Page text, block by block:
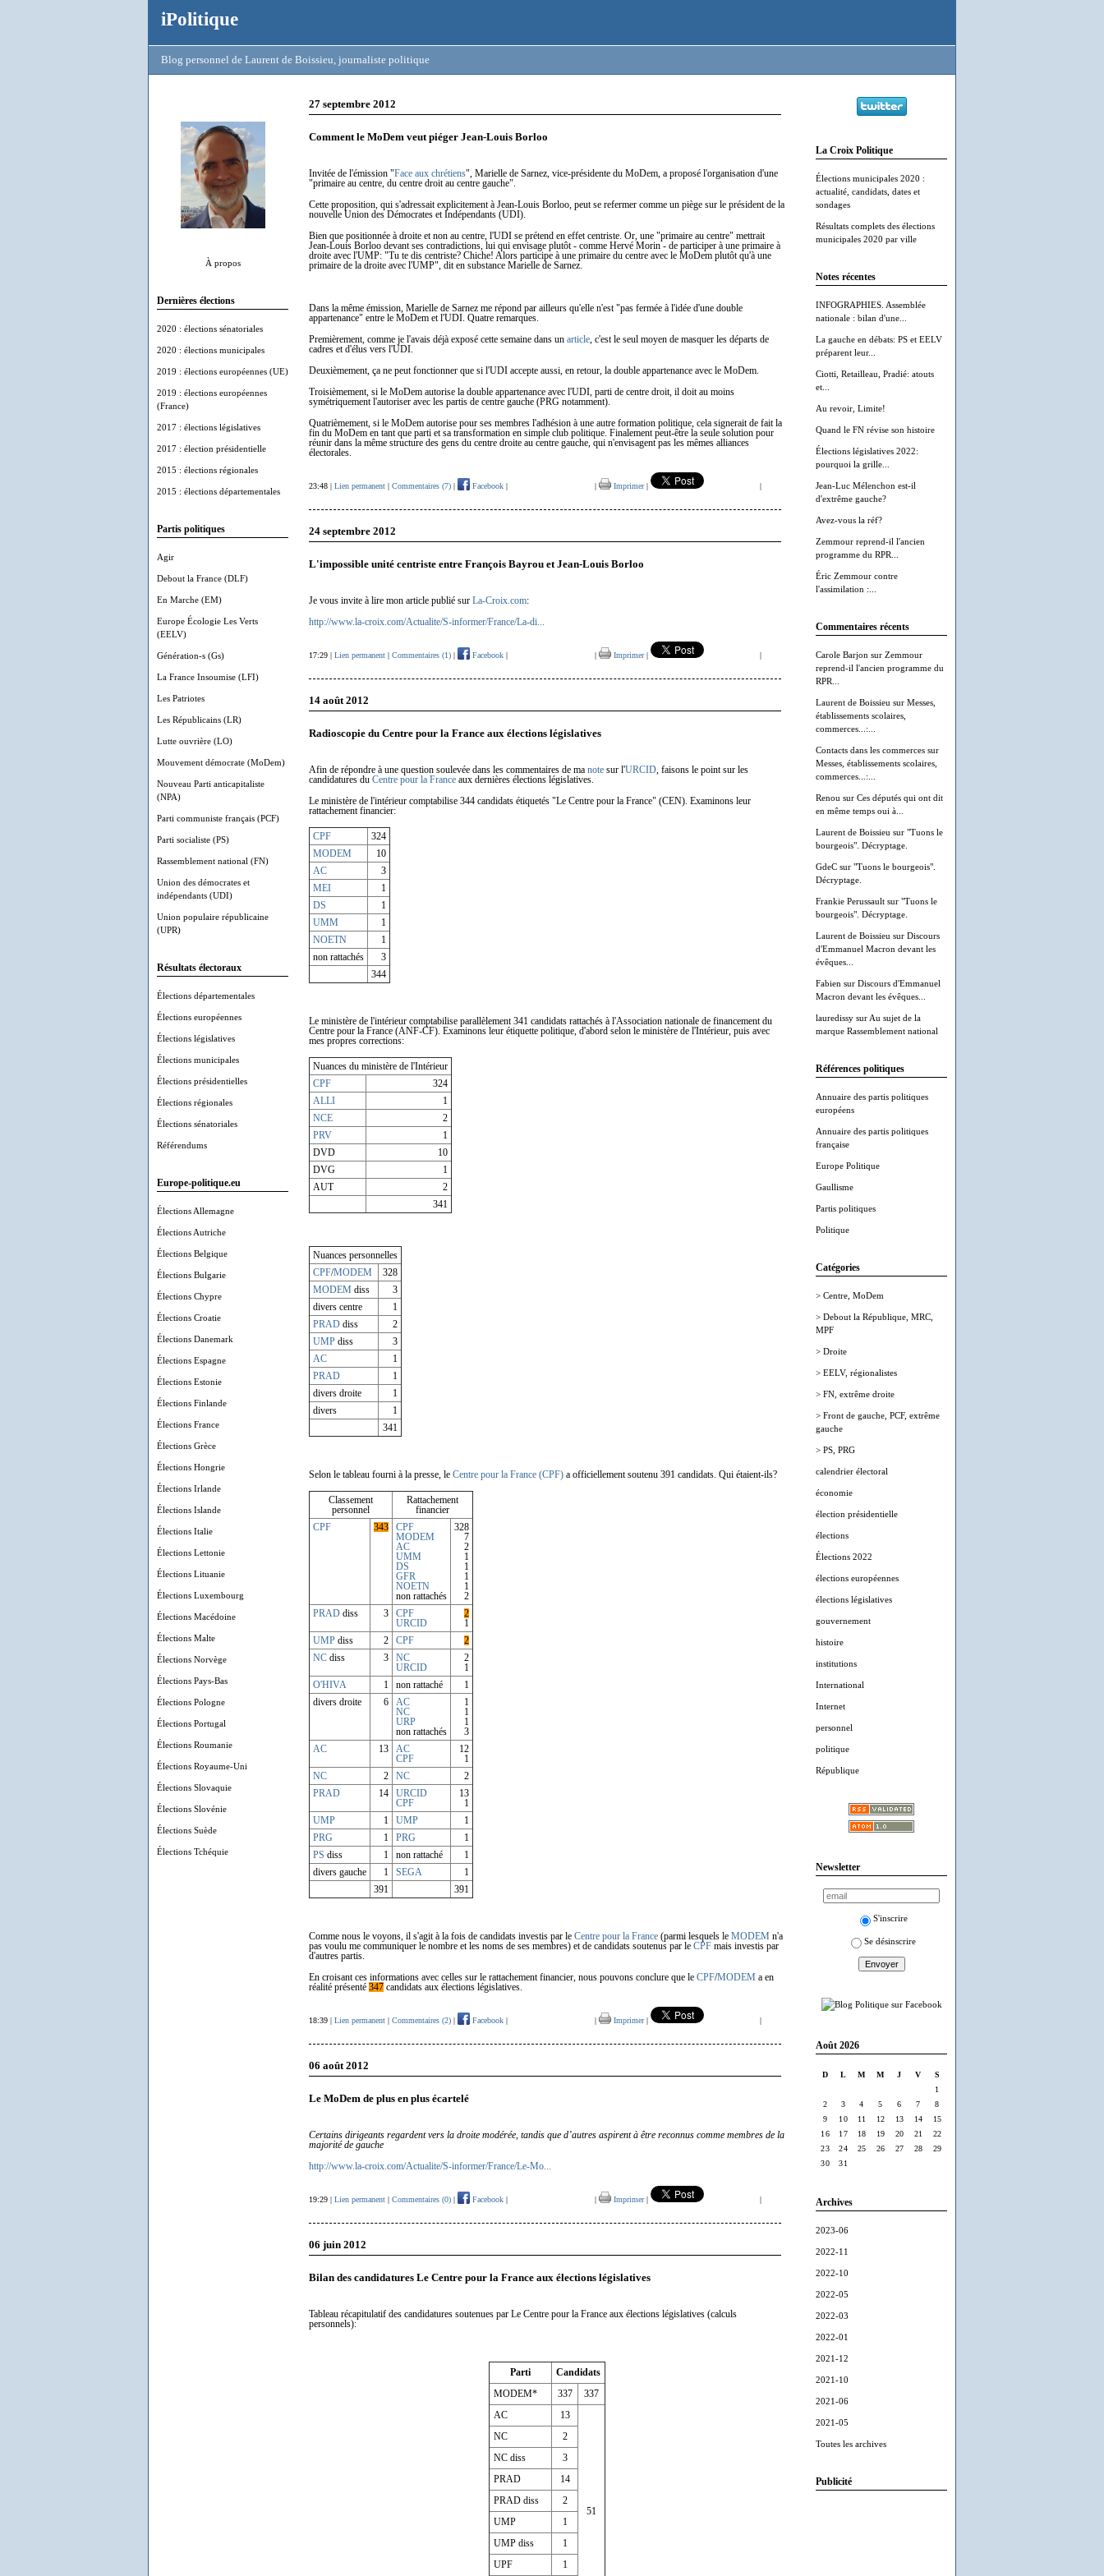
iPolitique
Blog personnel de Laurent de Boissieu, journaliste politique
À propos
Dernières élections
2020 : élections sénatoriales
2020 : élections municipales
2019 : élections européennes (UE)
2019 : élections européennes
(France)
2017 : élections législatives
2017 : élection présidentielle
2015 : élections régionales
2015 : élections départementales
Partis politiques
Agir
Debout la France (DLF)
En Marche (EM)
Europe Écologie Les Verts
(EELV)
Génération-s (Gs)
La France Insoumise (LFI)
Les Patriotes
Les Républicains (LR)
Lutte ouvrière (LO)
Mouvement démocrate (MoDem)
Nouveau Parti anticapitaliste
(NPA)
Parti communiste français (PCF)
Parti socialiste (PS)
Rassemblement national (FN)
Union des démocrates et
indépendants (UDI)
Union populaire républicaine
(UPR)
Résultats électoraux
Élections départementales
Élections européennes
Élections législatives
Élections municipales
Élections présidentielles
Élections régionales
Élections sénatoriales
Référendums
Europe-politique.eu
Élections Allemagne
Élections Autriche
Élections Belgique
Élections Bulgarie
Élections Chypre
Élections Croatie
Élections Danemark
Élections Espagne
Élections Estonie
Élections Finlande
Élections France
Élections Grèce
Élections Hongrie
Élections Irlande
Élections Islande
Élections Italie
Élections Lettonie
Élections Lituanie
Élections Luxembourg
Élections Macédoine
Élections Malte
Élections Norvège
Élections Pays-Bas
Élections Pologne
Élections Portugal
Élections Roumanie
Élections Royaume-Uni
Élections Slovaquie
Élections Slovénie
Élections Suède
Élections Tchéquie
La Croix Politique
Élections municipales 2020 :
actualité, candidats, dates et
sondages
Résultats complets des élections
municipales 2020 par ville
Notes récentes
INFOGRAPHIES. Assemblée
nationale : bilan d'une...
La gauche en débats: PS et EELV
préparent leur...
Ciotti, Retailleau, Pradié: atouts
et...
Au revoir, Limite!
Quand le FN révise son histoire
Élections législatives 2022:
pourquoi la grille...
Jean-Luc Mélenchon est-il
d'extrême gauche?
Avez-vous la réf?
Zemmour reprend-il l'ancien
programme du RPR...
Éric Zemmour contre
l'assimilation :...
Commentaires récents
Carole Barjon sur Zemmour
reprend-il l'ancien programme du
RPR...
Laurent de Boissieu sur Messes,
établissements scolaires,
commerces...:...
Contacts dans les commerces sur
Messes, établissements scolaires,
commerces...:...
Renou sur Ces députés qui ont dit
en même temps oui à...
Laurent de Boissieu sur "Tuons le
bourgeois". Décryptage.
GdeC sur "Tuons le bourgeois".
Décryptage.
Frankie Perussault sur "Tuons le
bourgeois". Décryptage.
Laurent de Boissieu sur Discours
d'Emmanuel Macron devant les
évêques...
Fabien sur Discours d'Emmanuel
Macron devant les évêques...
lauredissy sur Au sujet de la
marque Rassemblement national
Références politiques
Annuaire des partis politiques
européens
Annuaire des partis politiques
française
Europe Politique
Gaullisme
Partis politiques
Politique
Catégories
> Centre, MoDem
> Debout la République, MRC,
MPF
> Droite
> EELV, régionalistes
> FN, extrême droite
> Front de gauche, PCF, extrême
gauche
> PS, PRG
calendrier électoral
économie
élection présidentielle
élections
Élections 2022
élections européennes
élections législatives
gouvernement
histoire
institutions
International
Internet
personnel
politique
République
Newsletter
S'inscrire
Se désinscrire
Août 2026
D L M M J V
S
1
2
3 4 5 6 7
8
9
10 11 12 13 14
15
16
17 18 19 20 21
22
23
24 25 26 27 28
29
30
31
Archives
2023-06
2022-11
2022-10
2022-05
2022-03
2022-01
2021-12
2021-10
2021-06
2021-05
Toutes les archives
Publicité
27 septembre 2012
Comment le MoDem veut piéger Jean-Louis Borloo
Invitée de l'émission "Face aux chrétiens", Marielle de Sarnez, vice-présidente du MoDem, a proposé l'organisation d'une
"primaire au centre, du centre droit au centre gauche".
Cette proposition, qui s'adressait explicitement à Jean-Louis Borloo, peut se refermer comme un piège sur le président de la
nouvelle Union des Démocrates et Indépendants (UDI).
Bien que positionnée à droite et non au centre, l'UDI se prétend en effet centriste. Or, une "primaire au centre" mettrait
Jean-Louis Borloo devant ses contradictions, lui qui envisage plutôt - comme Hervé Morin - de participer à une primaire à
droite avec l'UMP: "Tu te dis centriste? Chiche! Alors participe à une primaire du centre avec le MoDem plutôt qu'à une
primaire de la droite avec l'UMP", dit en substance Marielle de Sarnez.
Dans la même émission, Marielle de Sarnez me répond par ailleurs qu'elle n'est "pas fermée à l'idée d'une double
appartenance" entre le MoDem et l'UDI. Quatre remarques.
Premièrement, comme je l'avais déjà exposé cette semaine dans un article , c'est le seul moyen de masquer les départs de
cadres et d'élus vers l'UDI.
Deuxièmement, ça ne peut fonctionner que si l'UDI accepte aussi, en retour, la double appartenance avec le MoDem.
Troisièmement, si le MoDem autorise la double appartenance avec l'UDI, parti de centre droit, il doit au moins
symétriquement l'autoriser avec les partis de centre gauche (PRG notamment).
Quatrièmement, si le MoDem autorise pour ses membres l'adhésion à une autre formation politique, cela signerait de fait la
fin du MoDem en tant que parti et sa transformation en simple club politique. Finalement peut-être la seule solution pour
réunir dans la même structure des gens du centre droite au centre gauche, qui n'envisagent pas les mêmes alliances
électorales.
23:48 | Lien permanent | Commentaires (7) | Facebook | | Imprimer| |
24 septembre 2012
L'impossible unité centriste entre François Bayrou et Jean-Louis Borloo
Je vous invite à lire mon article publié sur La-Croix.com:
http://www.la-croix.com/Actualite/S-informer/France/La-di...
17:29 | Lien permanent | Commentaires (1) | Facebook | | Imprimer| |
14 août 2012
Radioscopie du Centre pour la France aux élections législatives
Afin de répondre à une question soulevée dans les commentaires de ma note sur l'URCID , faisons le point sur les
candidatures du Centre pour la France aux dernières élections législatives.
Le ministère de l'intérieur comptabilise 344 candidats étiquetés "Le Centre pour la France" (CEN). Examinons leur
rattachement financier:
CPF
324
MODEM
10
AC
3
MEI
1
DS
1
UMM
1
NOETN
1
non rattachés
3
344
Le ministère de l'intérieur comptabilise parallèlement 341 candidats rattachés à l'Association nationale de financement du
Centre pour la France (ANF-CF). Examinons leur étiquette politique, d'abord selon le ministère de l'Intérieur, puis avec
mes propres corrections:
Nuances du ministère de l'Intérieur
CPF
324
ALLI
1
NCE
2
PRV
1
DVD
10
DVG
1
AUT
2
341
Nuances personnelles
CPF/MODEM
328
MODEM diss
3
divers centre
1
PRAD diss
2
UMP diss
3
AC
1
PRAD
1
divers droite
1
divers
1
341
Selon le tableau fourni à la presse, le Centre pour la France (CPF) a officiellement soutenu 391 candidats. Qui étaient-ils?
Classement
personnel
Rattachement
financier
CPF
343
CPF
MODEM
AC
UMM
DS
GFR
NOETN
non rattachés
328
7
2
1
1
1
1
2
PRAD diss 3
CPF
URCID
2
1
UMP diss 2 CPF
2
NC diss 3
NC
URCID
2
1
O'HIVA
1 non rattaché
1
divers droite
6
AC
NC
URP
non rattachés
1
1
1
3
AC
13
AC
CPF
12
1
NC
2 NC
2
PRAD
14
URCID
CPF
13
1
UMP
1 UMP
1
PRG
1 PRG
1
PS diss 1 non rattaché
1
divers gauche
1 SEGA
1
391
391
Comme nous le voyons, il s'agit à la fois de candidats investis par le Centre pour la France (parmi lesquels le MODEM n'a
pas voulu me communiquer le nombre et les noms de ses membres) et de candidats soutenus par le CPF mais investis par
d'autres partis.
En croisant ces informations avec celles sur le rattachement financier, nous pouvons conclure que le CPF/MODEM a en
réalité présenté 347 candidats aux élections législatives.
18:39 | Lien permanent | Commentaires (2) | Facebook | | Imprimer| |
06 août 2012
Le MoDem de plus en plus écartelé
Certains dirigeants regardent vers la droite modérée, tandis que d’autres aspirent à être reconnus comme membres de la
majorité de gauche
http://www.la-croix.com/Actualite/S-informer/France/Le-Mo...
19:29 | Lien permanent | Commentaires (0) | Facebook | | Imprimer| |
06 juin 2012
Bilan des candidatures Le Centre pour la France aux élections législatives
Tableau récapitulatif des candidatures soutenues par Le Centre pour la France aux élections législatives (calculs
personnels):
Parti
Candidats
MODEM* 337
337
AC
13
51
NC
2
NC diss
3
PRAD
14
PRAD diss
2
UMP
1
UMP diss
1
UPF
1